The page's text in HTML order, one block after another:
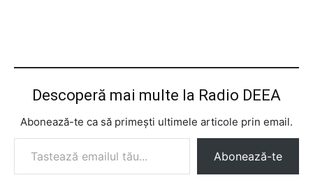
Descoperă mai multe la Radio DEEA
Abonează-te ca să primești ultimele articole prin email.
Tastează emailul tău...
Abonează-te